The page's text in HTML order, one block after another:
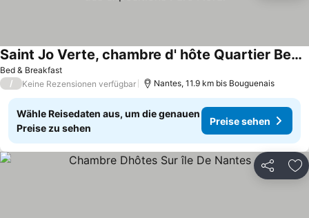
Bed & Breakfast
Saint Jo Verte, chambre d' hôte Quartier Beaujoire Parc des expositions Parc Floral
/ Keine Rezensionen verfügbar Nantes, 11.9 km bis Bouguenais
Wähle Reisedaten aus, um die genauen
Preise zu sehen
Preise sehen
Teilen